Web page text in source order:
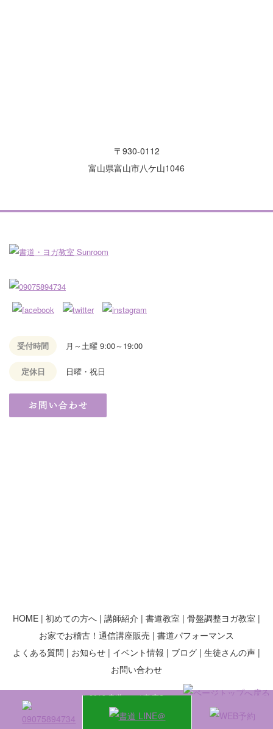
〒930-0112
富山県富山市八ケ山1046
受付時間 月～土曜 9:00～19:00
定休日 日曜・祝日
HOME 初めての方へ 講師紹介 書道教室
骨盤調整ヨガ教室
お家でお稽古！通信講座販売
書道パフォーマンス
よくある質問
お知らせ イベント情報 ブログ 生徒さんの声
お問い合わせ
© 2018 書道・ヨガ教室Sunroom.